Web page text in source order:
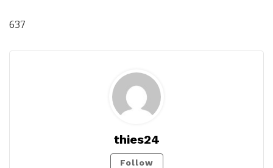
637
thies24
Follow